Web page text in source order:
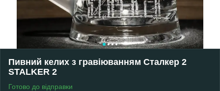
Пивний келих з гравіюванням Сталкер 2
STALKER 2
Готово до відправки